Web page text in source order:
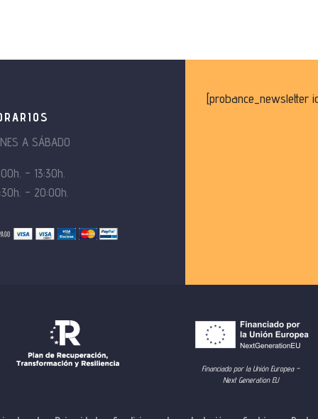
A SÁBADO
– 13:30h.
– 20:00h.
[probance_newsletter
Financiado por la Unión Europea –
Next Generation EU